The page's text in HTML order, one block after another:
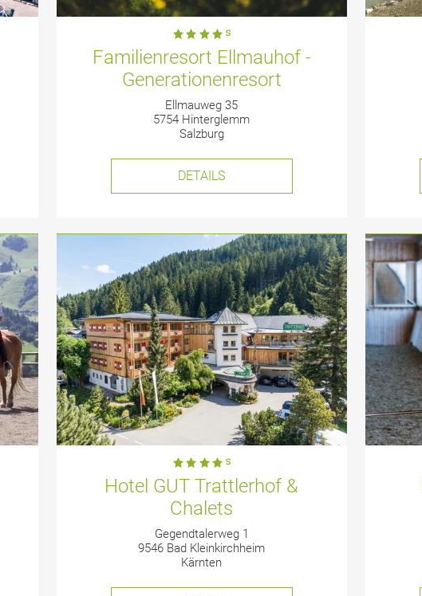
Familienresort Ellmauhof -
Generationenresort
Ellmauweg 35
5754 Hinterglemm
Salzburg
DETAILS
Hotel GUT Trattlerhof &
Chalets
Gegendtalerweg 1
9546 Bad Kleinkirchheim
Kärnten